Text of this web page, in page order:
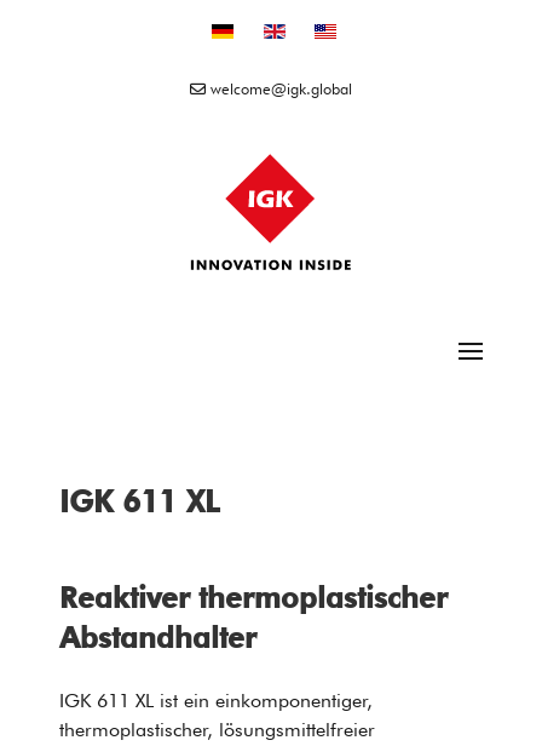
Sprache auswählen
welcome@igk.global
IGK 611 XL
Reaktiver thermoplastischer
Abstandhalter
IGK 611 XL ist ein einkomponentiger,
thermoplastischer, lösungsmittelfreier